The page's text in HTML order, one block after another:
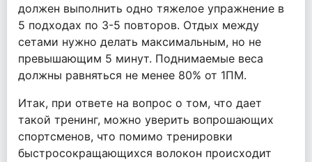
должен выполнить одно тяжелое упражнение в
5 подходах по 3-5 повторов. Отдых между
сетами нужно делать максимальным, но не
превышающим 5 минут. Поднимаемые веса
должны равняться не менее 80% от 1ПМ.
Итак, при ответе на вопрос о том, что дает
такой тренинг, можно уверить вопрошающих
спортсменов, что помимо тренировки
быстросокращающихся волокон происходит